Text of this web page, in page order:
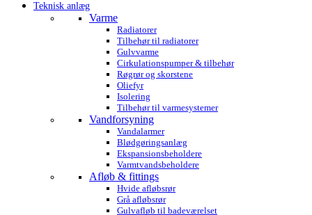
Teknisk anlæg
Varme
Radiatorer
Tilbehør til radiatorer
Gulvvarme
Cirkulationspumper & tilbehør
Røgrør og skorstene
Oliefyr
Isolering
Tilbehør til varmesystemer
Vandforsyning
Vandalarmer
Blødgøringsanlæg
Ekspansionsbeholdere
Varmtvandsbeholdere
Afløb & fittings
Hvide afløbsrør
Grå afløbsrør
Gulvafløb til badeværelset